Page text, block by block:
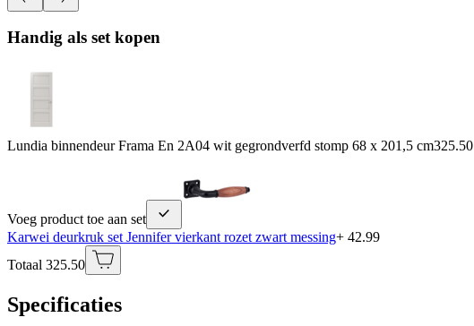
Handig als set kopen
Lundia binnendeur Frama En 2A04 wit gegrondverfd stomp 68 x 201,5 cm325.50
Voeg product toe aan set
Karwei deurkruk set Jennifer vierkant rozet zwart messing+ 42.99
Totaal 325.50
Specificaties